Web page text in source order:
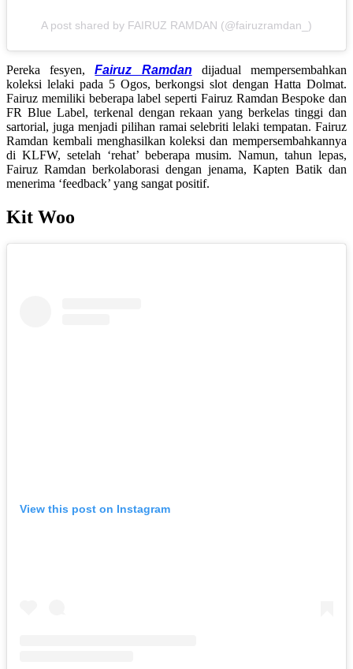
A post shared by FAIRUZ RAMDAN (@fairuzramdan_)
Pereka fesyen,Fairuz Ramdan dijadual mempersembahkan
koleksi lelaki pada 5 Ogos, berkongsi slot dengan Hatta Dolmat.
Fairuz memiliki beberapa label seperti Fairuz Ramdan Bespoke dan
FR Blue Label, terkenal dengan rekaan yang berkelas tinggi dan
sartorial, juga menjadi pilihan ramai selebriti lelaki tempatan. Fairuz
Ramdan kembali menghasilkan koleksi dan mempersembahkannya
di KLFW, setelah ‘rehat’ beberapa musim. Namun, tahun lepas,
Fairuz Ramdan berkolaborasi dengan jenama, Kapten Batik dan
menerima ‘feedback’ yang sangat positif.
Kit Woo
View this post on Instagram